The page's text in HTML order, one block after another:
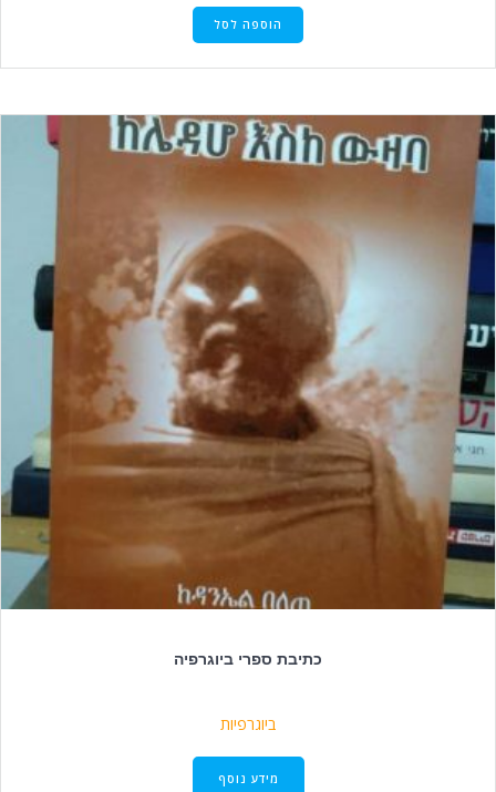
הוספה לסל
כתיבת ספרי ביוגרפיה
ביוגרפיות
מידע נוסף